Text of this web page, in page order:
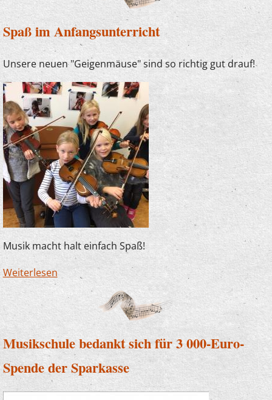
Spaß im Anfangsunterricht
Unsere neuen "Geigenmäuse" sind so richtig gut drauf!
Musik macht halt einfach Spaß!
Weiterlesen über Spaß im Anfangsunterricht
Musikschule bedankt sich für 3 000-Euro-
Spende der Sparkasse